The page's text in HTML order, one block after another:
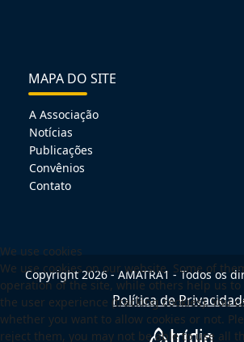
MAPA DO SITE
A Associação
Notícias
Publicações
Convênios
Contato
Copyright 2026 - AMATRA1 - Todos os
Política de
We use cookies
We use cookies on our website. Some of
operation of the site, while others help us
the user experience (tracking cookies). You
whether you want to allow cookies or not.
reject them, you may not be able to use all